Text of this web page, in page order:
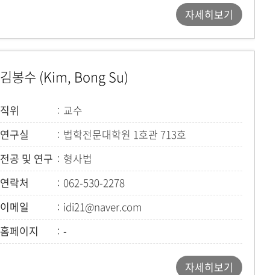
자세히보기
김봉수 (Kim, Bong Su)
직위
교수
연구실
법학전문대학원 1호관 713호
전공 및 연구
형사법
연락처
062-530-2278
이메일
idi21@naver.com
홈페이지
-
자세히보기